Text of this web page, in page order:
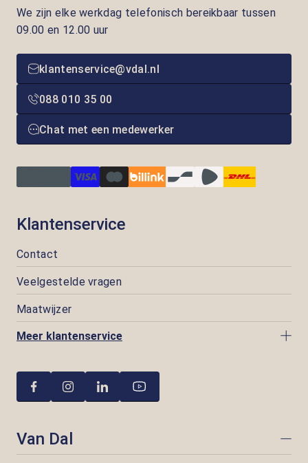
We zijn elke werkdag telefonisch bereikbaar tussen
09.00 en 12.00 uur
klantenservice@vdal.nl
088 010 35 00
Chat met een medewerker
Klantenservice
Contact
Veelgestelde vragen
Maatwijzer
Meer klantenservice
Van Dal